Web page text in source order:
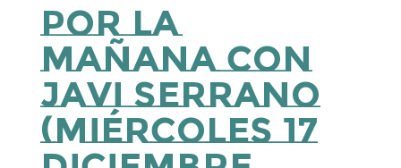
Por la
Mañana con
Javi Serrano
(Miércoles 17